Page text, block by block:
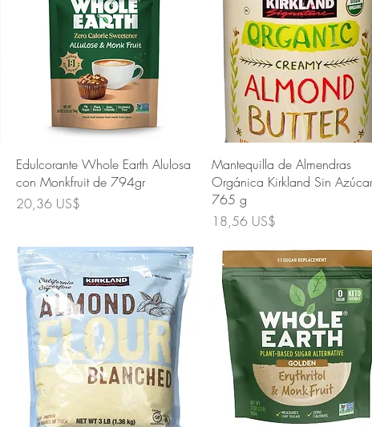
Vista rápida
Edulcorante Whole Earth Alulosa
con Monkfruit de 794gr
Precio
20,36 US$
Vista rápida
Mantequilla de Almendras
Orgánica Kirkland Sin Azúcar
765 g
Precio
18,56 US$